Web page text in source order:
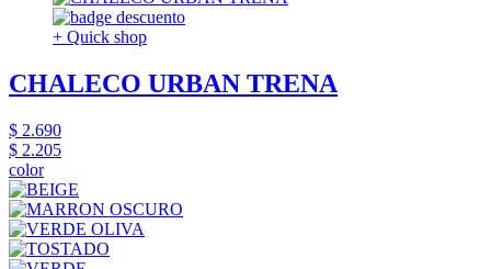
+ Quick shop
CHALECO URBAN TRENA
$ 2.690
$ 2.205
color